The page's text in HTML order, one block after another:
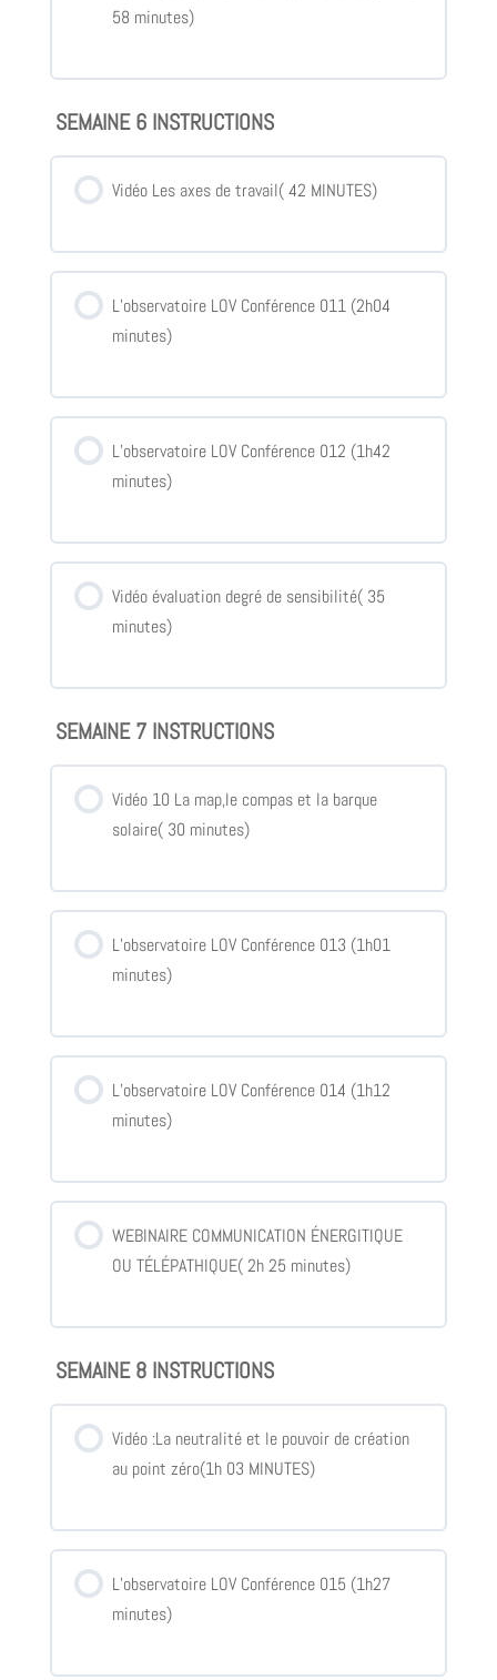
58 minutes)
SEMAINE 6 INSTRUCTIONS
Vidéo Les axes de travail( 42 MINUTES)
L’observatoire LOV Conférence 011 (2h04
minutes)
L’observatoire LOV Conférence 012 (1h42
minutes)
Vidéo évaluation degré de sensibilité( 35
minutes)
SEMAINE 7 INSTRUCTIONS
Vidéo 10 La map,le compas et la barque
solaire( 30 minutes)
L’observatoire LOV Conférence 013 (1h01
minutes)
L’observatoire LOV Conférence 014 (1h12
minutes)
WEBINAIRE COMMUNICATION ÉNERGITIQUE
OU TÉLÉPATHIQUE( 2h 25 minutes)
SEMAINE 8 INSTRUCTIONS
Vidéo :La neutralité et le pouvoir de création
au point zéro(1h 03 MINUTES)
L’observatoire LOV Conférence 015 (1h27
minutes)